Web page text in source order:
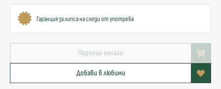
Гаранция за липса на следи от употреба
Поръчай онлайн
Добави в любими